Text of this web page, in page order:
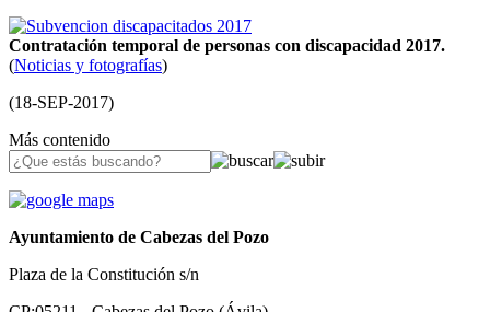
Contratación temporal de personas con discapacidad 2017.
(Noticias y fotografías)
(18-SEP-2017)
Más contenido
Ayuntamiento de Cabezas del Pozo
Plaza de la Constitución s/n